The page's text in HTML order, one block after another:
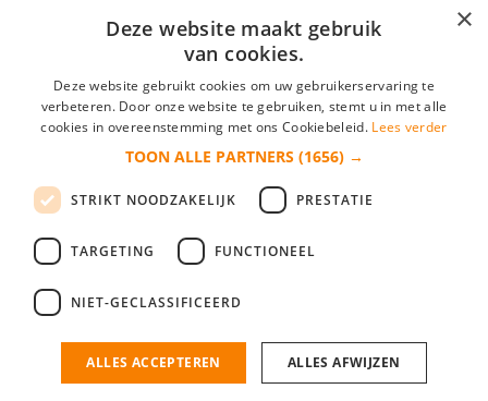
E-mail*
login gegevens onthouden
login
Bedrijf aanmelden
nieuwe collega/werknemer zo gevonden!
×
Deze website maakt gebruik
van cookies.
Deze website gebruikt cookies om uw gebruikerservaring te
verbeteren. Door onze website te gebruiken, stemt u in met alle
cookies in overeenstemming met ons Cookiebeleid. Lees verder
TOON ALLE PARTNERS (1656) →
STRIKT NOODZAKELIJK PRESTATIE
TARGETING FUNCTIONEEL
NIET-GECLASSIFICEERD
ALLES ACCEPTEREN ALLES AFWIJZEN